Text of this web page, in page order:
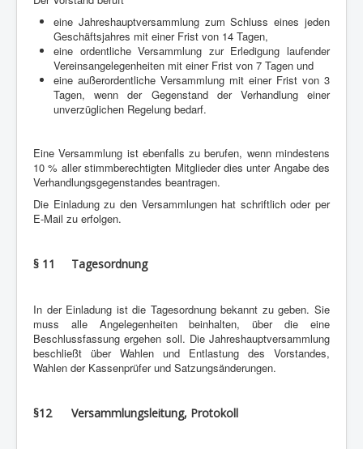
eine Jahreshauptversammlung zum Schluss eines jeden
Geschäftsjahres mit einer Frist von 14 Tagen,
eine ordentliche Versammlung zur Erledigung laufender
Vereinsangelegenheiten mit einer Frist von 7 Tagen und
eine außerordentliche Versammlung mit einer Frist von 3
Tagen, wenn der Gegenstand der Verhandlung einer
unverzüglichen Regelung bedarf.
Eine Versammlung ist ebenfalls zu berufen, wenn mindestens
10 % aller stimmberechtigten Mitglieder dies unter Angabe des
Verhandlungsgegenstandes beantragen.
Die Einladung zu den Versammlungen hat schriftlich oder per
E-Mail zu erfolgen.
§ 11 Tagesordnung
In der Einladung ist die Tagesordnung bekannt zu geben. Sie
muss alle Angelegenheiten beinhalten, über die eine
Beschlussfassung ergehen soll. Die Jahreshauptversammlung
beschließt über Wahlen und Entlastung des Vorstandes,
Wahlen der Kassenprüfer und Satzungsänderungen.
§12 Versammlungsleitung, Protokoll